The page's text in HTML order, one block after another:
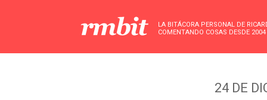
LA BITÁCORA PERSONAL DE
COMENTANDO COSAS DESDE 2004
24 DE